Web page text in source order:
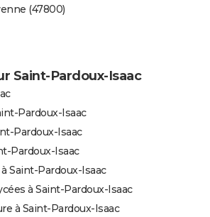
(47800)
Saint-Pardoux-Isaac
Pardoux-Isaac
Pardoux-Isaac
Pardoux-Isaac
Saint-Pardoux-Isaac
à Saint-Pardoux-Isaac
à Saint-Pardoux-Isaac